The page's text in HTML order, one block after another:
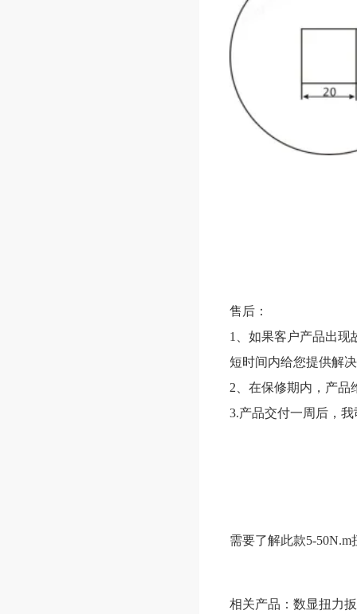
售后：
1、如果客户产品出现
短时间内给您提供解
2、在保修期内，产品
3.产品交付一周后，
需要了解此款5-
相关产品： 数显扭力